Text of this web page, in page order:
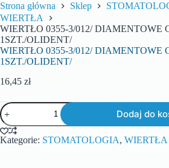
Strona główna Sklep
WIERTŁA
WIERTŁO 0355-3/012/ DIAMENTOWE
1SZT./OLIDENT/
WIERTŁO 0355-3/012/ DIAMENTOWE
1SZT./OLIDENT/
16,45 zł
Dodaj do
Kategorie: STOMATOLOGIA, WIERTŁA